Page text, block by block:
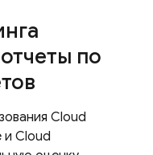
по
Cloud
и Cloud